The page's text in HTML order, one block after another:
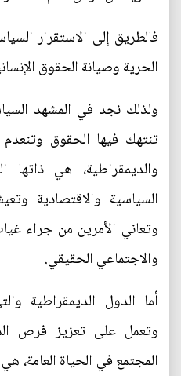
فالطريق إلى الاستقرار
الحرية وصيانة الحقوق
ولذلك نجد في المشهد
تنتهك فيها الحقوق
والديمقراطية، هي ذاتها
السياسية والاقتصادية
وتعاني الأمرين من جراء
والاجتماعي الحقيقي.
أما الدول الديمقراطية
وتعمل على تعزيز فرص
المجتمع في الحياة العامة،